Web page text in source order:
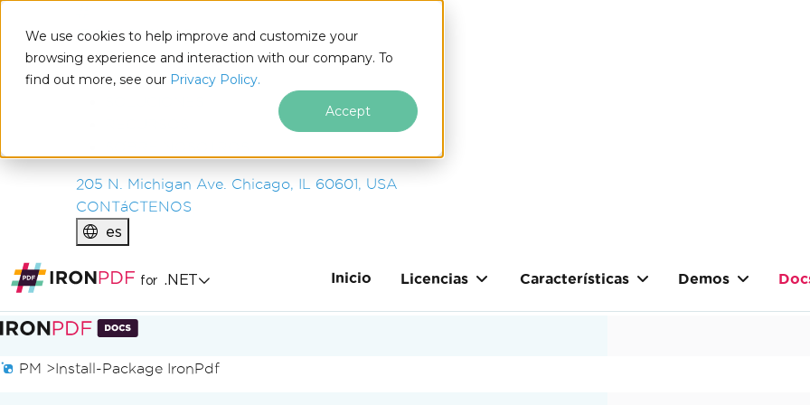
We use cookies to help improve and customize your
browsing experience and interaction with our company. To
find out more, see our Privacy Policy.
Accept
IRONSOFTWARE
PRODUCTOS
EMPRESA
205 N. Michigan Ave. Chicago, IL 60601, USA
CONTáCTENOS
es
for .NET Inicio Licencias Características Demos
Saltar al pie de página
PM >Install-Package IronPdf